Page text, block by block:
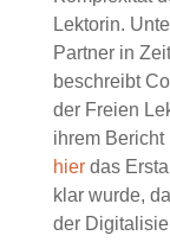
Lektorin.
Partner in
beschreibt
der Freien
ihrem Bericht
hier das
klar wurde,
der